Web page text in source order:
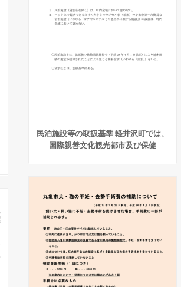
民泊施設等の取扱基準 軽井沢町では、
国際親善文化観光都市及び保健